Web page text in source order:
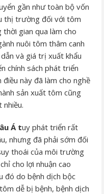
gần như toàn bộ vốn
thị trường đối với tôm
gian qua làm cho
nuôi tôm thâm canh
và giá trị xuất khẩu
chính sách phát triển
này đã làm cho nghề
sản xuất tôm cũng
nhiều.
Á tuy phát triển rất
nhưng đã phải sớm đối
thoái của môi trường
cho lợi nhuận cao
đó do bệnh dịch bộc
dễ bị bệnh, bệnh dịch